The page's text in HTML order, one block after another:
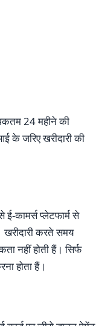
24 महीने की
के जरिए खरीदारी की
कामर्स प्लेटफार्म से
करते समय
नहीं होती हैं। सिर्फ
होता हैं।